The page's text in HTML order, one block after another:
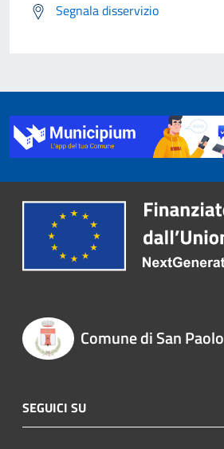
Segnala disservizio
Comune di San Paolo
SEGUICI SU